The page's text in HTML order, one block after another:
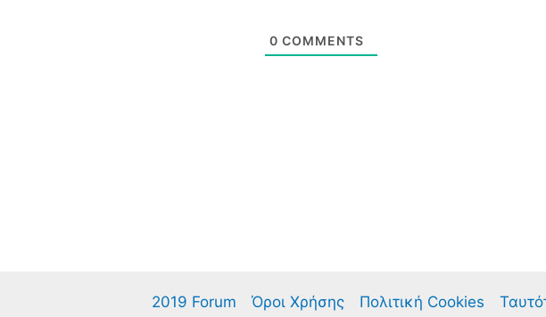
0 COMMENTS
2019 Forum Όροι Χρήσης Πολιτική Cookies